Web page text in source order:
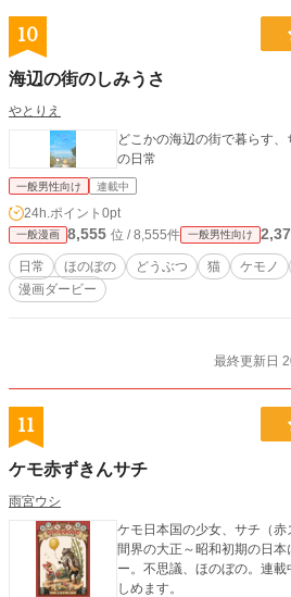
10
海辺の街のしみうさ
やとりえ
どこかの海辺の街で暮らす
の日常
一般男性向け 連載中
24h.ポイント 0pt
一般漫画 8,555 位 / 8,555件 一般男性向け
日常 ほのぼの どうぶつ 猫 ケモノ
漫画ダービー
最終更新日
11
ケモ赤ずきんサチ
雨宮ウシ
ケモ日本国の少女、サチ（
間界の大正～昭和初期の日
ー。不思議、ほのぼの。連
しめます。